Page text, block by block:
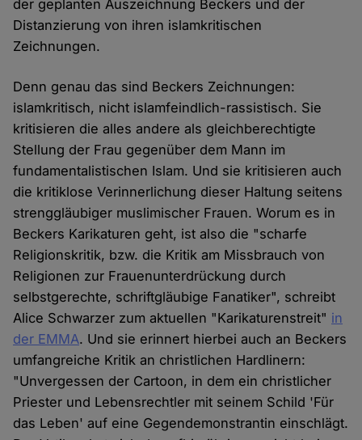
der geplanten Auszeichnung Beckers und der
Distanzierung von ihren islamkritischen
Zeichnungen.
Denn genau das sind Beckers Zeichnungen:
islamkritisch, nicht islamfeindlich-rassistisch. Sie
kritisieren die alles andere als gleichberechtigte
Stellung der Frau gegenüber dem Mann im
fundamentalistischen Islam. Und sie kritisieren auch
die kritiklose Verinnerlichung dieser Haltung seitens
strenggläubiger muslimischer Frauen. Worum es in
Beckers Karikaturen geht, ist also die "scharfe
Religionskritik, bzw. die Kritik am Missbrauch von
Religionen zur Frauenunterdrückung durch
selbstgerechte, schriftgläubige Fanatiker", schreibt
Alice Schwarzer zum aktuellen "Karikaturenstreit" in
der EMMA. Und sie erinnert hierbei auch an Beckers
umfangreiche Kritik an christlichen Hardlinern:
"Unvergessen der Cartoon, in dem ein christlicher
Priester und Lebensrechtler mit seinem Schild 'Für
das Leben' auf eine Gegendemonstrantin einschlägt.